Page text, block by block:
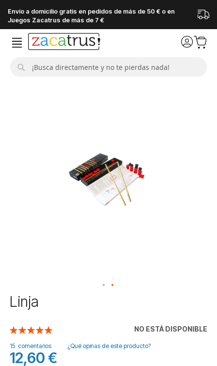
Envío a domicilio gratis en pedidos de más de 50 € o en
Juegos Zacatrus de más de 7 €
Saltar
al
de
la
galería
de
Linja
NO ESTÁ DISPONIBLE
Valoración:
15 comentarios ¿Qué opinas de este producto?
12,60 €